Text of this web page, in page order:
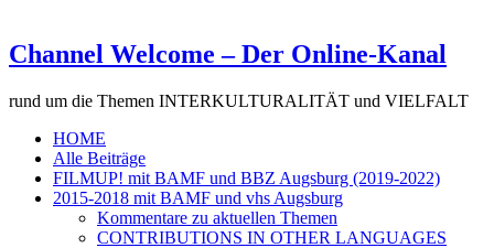
Channel Welcome – Der Online-Kanal
rund um die Themen INTERKULTURALITÄT und VIELFALT
HOME
Alle Beiträge
FILMUP! mit BAMF und BBZ Augsburg (2019-2022)
2015-2018 mit BAMF und vhs Augsburg
Kommentare zu aktuellen Themen
CONTRIBUTIONS IN OTHER LANGUAGES